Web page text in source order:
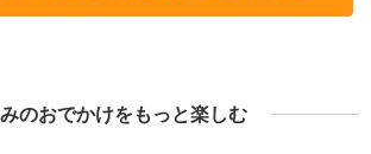
のおでかけをもっと楽しむ